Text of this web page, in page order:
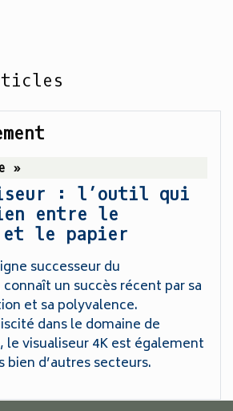
»
: l’outil qui
entre le
et le papier
successeur du
un succès récent par sa
et sa polyvalence.
dans le domaine de
le visualiseur 4K est également
d’autres secteurs.